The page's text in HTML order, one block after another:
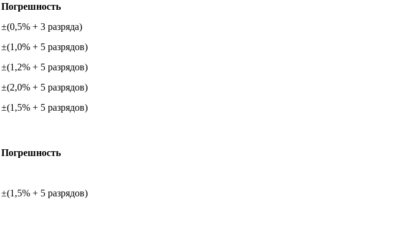
Погрешность
±(0,5% + 3 разряда)
±(1,0% + 5 разрядов)
±(1,2% + 5 разрядов)
±(2,0% + 5 разрядов)
±(1,5% + 5 разрядов)
Погрешность
±(1,5% + 5 разрядов)